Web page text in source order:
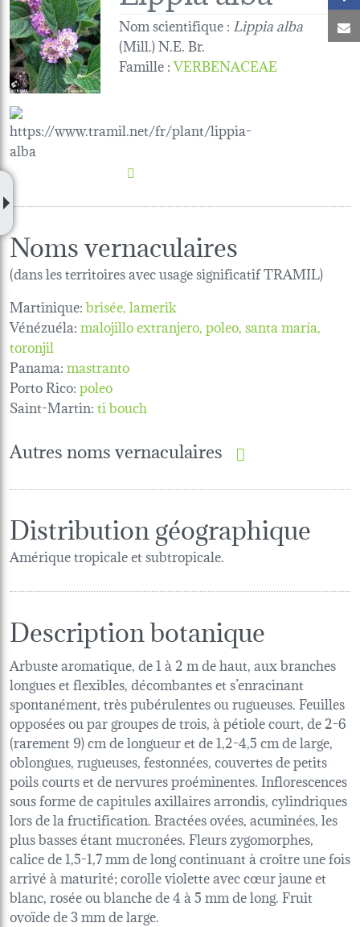
Nom scientifique : Lippia alba
(Mill.) N.E. Br.
Famille:VERBENACEAE
Noms vernaculaires
(dans les territoires avec usage significatif TRAMIL)
Martinique:brisée lamerik
Vénézuéla:malojillo extranjero poleo santa maría
toronjil
Panama:mastranto
Porto Rico:poleo
Saint-Martin:ti bouch
Autres noms vernaculaires
Distribution géographique
Amérique tropicale et subtropicale.
Description botanique
Arbuste aromatique, de 1 à 2 m de haut, aux branches
longues et flexibles, décombantes et s’enracinant
spontanément, très pubérulentes ou rugueuses. Feuilles
opposées ou par groupes de trois, à pétiole court, de 2-6
(rarement 9) cm de longueur et de 1,2-4,5 cm de large,
oblongues, rugueuses, festonnées, couvertes de petits
poils courts et de nervures proéminentes. Inflorescences
sous forme de capitules axillaires arrondis, cylindriques
lors de la fructification. Bractées ovées, acuminées, les
plus basses étant mucronées. Fleurs zygomorphes,
calice de 1,5-1,7 mm de long continuant à croître une fois
arrivé à maturité; corolle violette avec cœur jaune et
blanc, rosée ou blanche de 4 à 5 mm de long. Fruit
ovoïde de 3 mm de large.